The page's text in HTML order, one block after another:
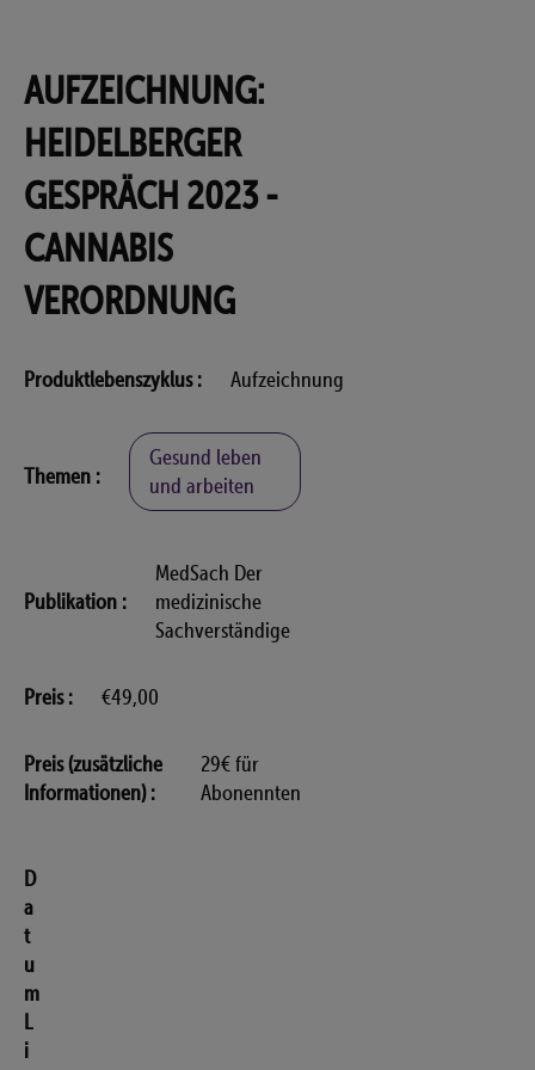
AUFZEICHNUNG:
HEIDELBERGER
GESPRÄCH 2023 -
CANNABIS
VERORDNUNG
Produktlebenszyklus Aufzeichnung
Themen
Gesund leben
und arbeiten
Publikation
MedSach Der
medizinische
Sachverständige
Preis €49,00
Preis (zusätzliche
Informationen)
29€ für
Abonennten
D
a
t
u
m
L
i